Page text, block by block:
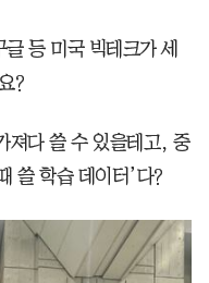
등 미국 빅테크가 세
?
져다 쓸 수 있을테고, 중
쓸 학습 데이터’다?